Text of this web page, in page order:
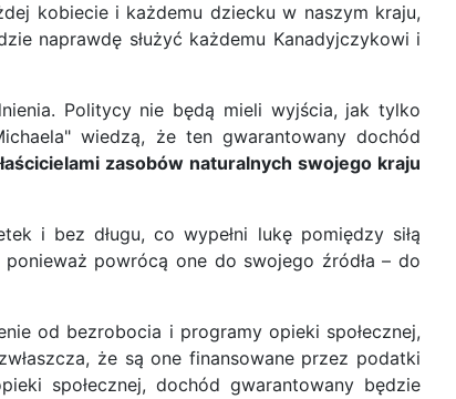
kobiecie i każdemu dziecku w naszym kraju,
naprawdę służyć każdemu Kanadyjczykowi i
Politycy nie będą mieli wyjścia, jak tylko
wiedzą, że ten gwarantowany dochód
zasobów naturalnych swojego kraju
i bez długu, co wypełni lukę pomiędzy siłą
powrócą one do swojego źródła – do
od bezrobocia i programy opieki społecznej,
że są one finansowane przez podatki
społecznej, dochód gwarantowany będzie